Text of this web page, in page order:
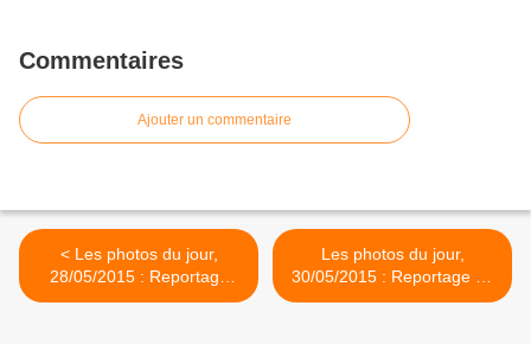
Commentaires
Ajouter un commentaire
< Les photos du jour,
28/05/2015 : Reportage
pour la société Baticonsult
Les photos du jour,
30/05/2015 : Reportage de
suivi de chantier pour